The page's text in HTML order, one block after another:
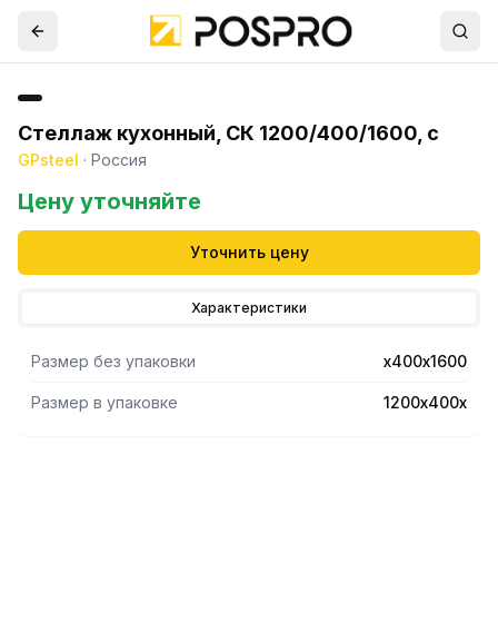
Стеллаж кухонный, СК 1200/400/1600, с
GPsteel · Россия
Цену уточняйте
Уточнить цену
Характеристики
Размер без упаковки х400х1600
Размер в упаковке 1200х400х